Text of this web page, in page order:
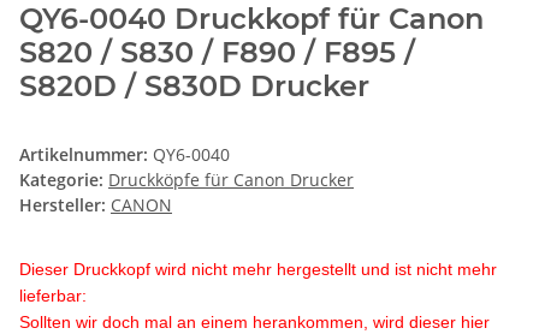
QY6-0040 Druckkopf für Canon
S820 / S830 / F890 / F895 /
S820D / S830D Drucker
Artikelnummer: QY6-0040
Kategorie: Druckköpfe für Canon Drucker
Hersteller: CANON
Dieser Druckkopf wird nicht mehr hergestellt und ist nicht mehr
lieferbar:
Sollten wir doch mal an einem herankommen, wird dieser hier